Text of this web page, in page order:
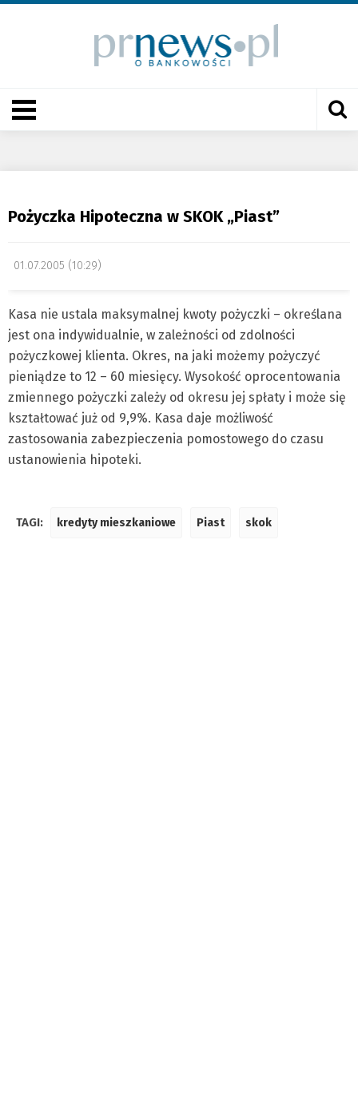
Pożyczka Hipoteczna w SKOK „Piast”
01.07.2005 (10:29)
Kasa nie ustala maksymalnej kwoty pożyczki – określana
jest ona indywidualnie, w zależności od zdolności
pożyczkowej klienta. Okres, na jaki możemy pożyczyć
pieniądze to 12 – 60 miesięcy. Wysokość oprocentowania
zmiennego pożyczki zależy od okresu jej spłaty i może się
kształtować już od 9,9%. Kasa daje możliwość
zastosowania zabezpieczenia pomostowego do czasu
ustanowienia hipoteki.
TAGI: kredyty mieszkaniowe Piast skok